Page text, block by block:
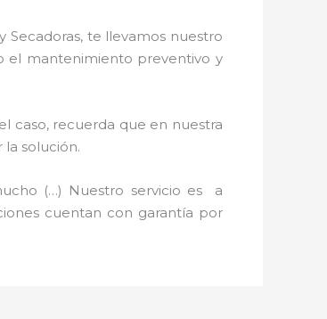
Secadoras, te llevamos nuestro
el mantenimiento preventivo y
caso, recuerda que en nuestra
la solución.
(…) Nuestro servicio es a
cuentan con garantía por